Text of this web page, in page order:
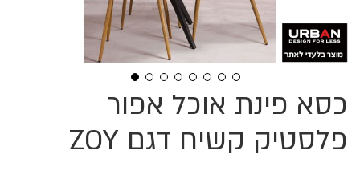
כסא פינת אוכל אפור
פלסטיק קשיח דגם ZOY
לדלג
להתחלה
גלריית